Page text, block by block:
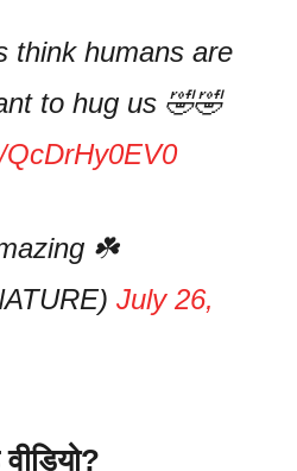
think humans are
to hug us 🤣🤣
☘️
July 26,